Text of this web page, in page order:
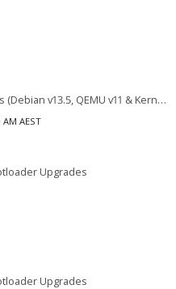
v13.5, QEMU v11 & Kernel v7)
AEST
Upgrades
Upgrades